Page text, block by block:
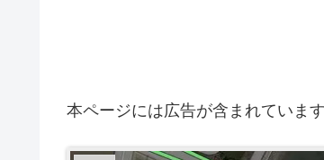
本ページには広告が含まれています